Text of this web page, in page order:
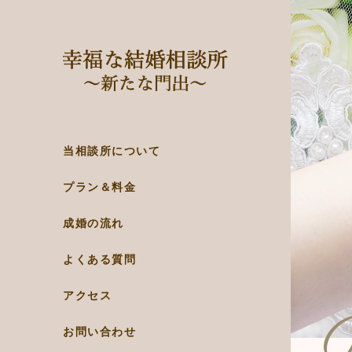
当相談所について
プラン＆料金
成婚の流れ
よくある質問
アクセス
お問い合わせ